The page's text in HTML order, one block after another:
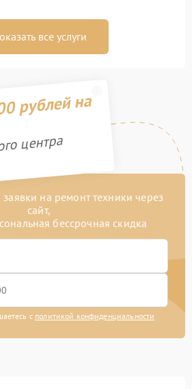
все услуги
рублей на
центра
на ремонт техники через
сайт,
бессрочная скидка
с политикой конфиденциальности